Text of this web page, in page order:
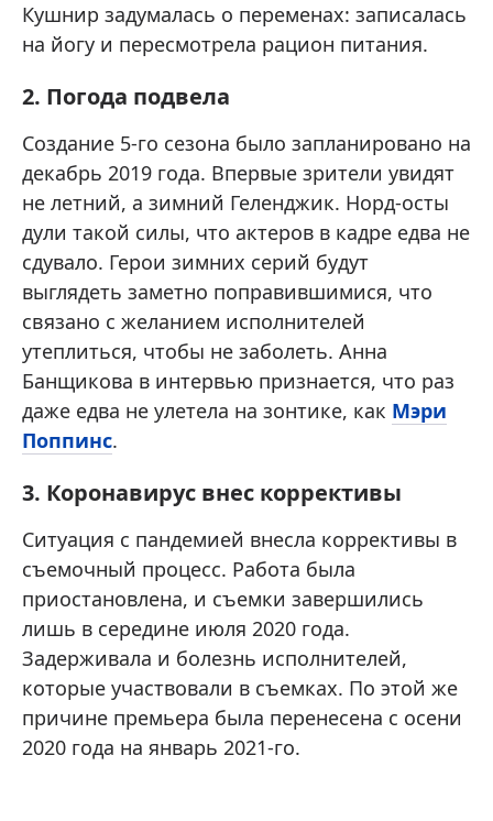
Кушнир задумалась о переменах: записалась
на йогу и пересмотрела рацион питания.
2. Погода подвела
Создание 5-го сезона было запланировано на
декабрь 2019 года. Впервые зрители увидят
не летний, а зимний Геленджик. Норд-осты
дули такой силы, что актеров в кадре едва не
сдувало. Герои зимних серий будут
выглядеть заметно поправившимися, что
связано с желанием исполнителей
утеплиться, чтобы не заболеть. Анна
Банщикова в интервью признается, что раз
даже едва не улетела на зонтике, как Мэри
Поппинс.
3. Коронавирус внес коррективы
Ситуация с пандемией внесла коррективы в
съемочный процесс. Работа была
приостановлена, и съемки завершились
лишь в середине июля 2020 года.
Задерживала и болезнь исполнителей,
которые участвовали в съемках. По этой же
причине премьера была перенесена с осени
2020 года на январь 2021-го.